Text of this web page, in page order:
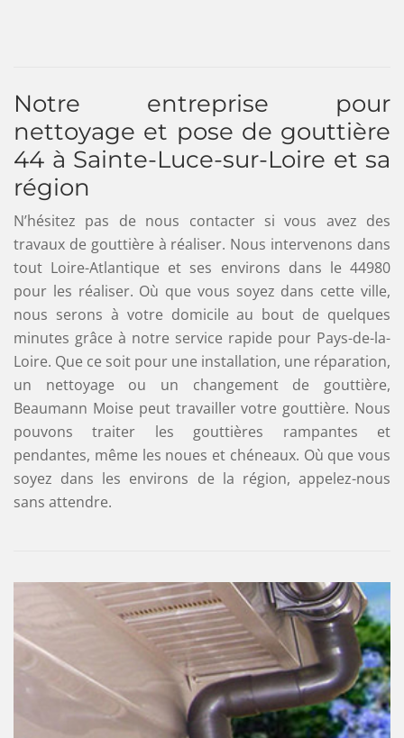
Notre entreprise pour
nettoyage et pose de gouttière
44 à Sainte-Luce-sur-Loire et sa
région
N’hésitez pas de nous contacter si vous avez des
travaux de gouttière à réaliser. Nous intervenons dans
tout Loire-Atlantique et ses environs dans le 44980
pour les réaliser. Où que vous soyez dans cette ville,
nous serons à votre domicile au bout de quelques
minutes grâce à notre service rapide pour Pays-de-la-
Loire. Que ce soit pour une installation, une réparation,
un nettoyage ou un changement de gouttière,
Beaumann Moise peut travailler votre gouttière. Nous
pouvons traiter les gouttières rampantes et
pendantes, même les noues et chéneaux. Où que vous
soyez dans les environs de la région, appelez-nous
sans attendre.